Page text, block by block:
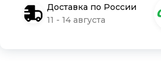
Доставка по России
11 - 14 августа
Подарочные сертификаты
Подарочные сертификаты
Подарочные сертификаты